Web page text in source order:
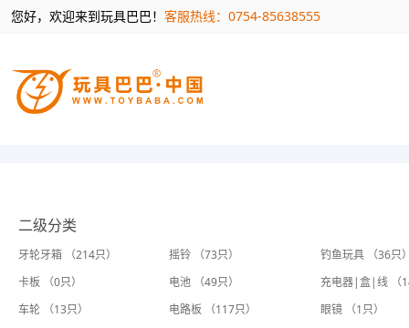
您好，欢迎来到玩具巴巴！ 客服热线：0754-85638555
二级分类
牙轮牙箱 （214只） 摇铃 （73只）
钓鱼玩具 （36只
卡板 （0只）
电池 （49只）
充电器|盒|线 （
车轮 （13只）
电路板 （117只）
眼镜 （1只）